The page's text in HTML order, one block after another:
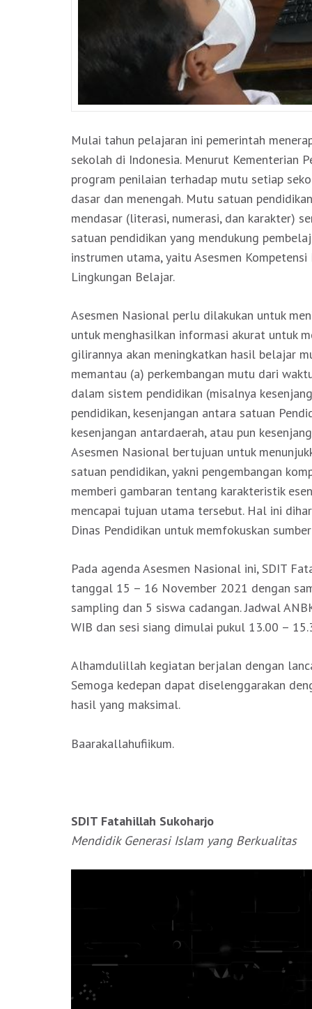
Mulai tahun pelajaran ini pemerintah
sekolah di Indonesia. Menurut Kementerian
program penilaian terhadap mutu setiap
dasar dan menengah. Mutu satuan
mendasar (literasi, numerasi, dan karakter)
satuan pendidikan yang mendukung
instrumen utama, yaitu Asesmen
Lingkungan Belajar.
Asesmen Nasional perlu dilakukan untuk
untuk menghasilkan informasi akurat untuk
gilirannya akan meningkatkan hasil belajar
memantau (a) perkembangan mutu dari
dalam sistem pendidikan (misalnya
pendidikan, kesenjangan antara satuan
kesenjangan antardaerah, atau pun
Asesmen Nasional bertujuan untuk
satuan pendidikan, yakni pengembangan
memberi gambaran tentang karakteristik
mencapai tujuan utama tersebut. Hal ini
Dinas Pendidikan untuk memfokuskan
Pada agenda Asesmen Nasional ini, SDIT
tanggal 15 – 16 November 2021 dengan
sampling dan 5 siswa cadangan. Jadwal
WIB dan sesi siang dimulai pukul 13.00 –
Alhamdulillah kegiatan berjalan dengan
Semoga kedepan dapat diselenggarakan
hasil yang maksimal.
Baarakallahufiikum.
SDIT Fatahillah Sukoharjo
Mendidik Generasi Islam yang Berkualitas